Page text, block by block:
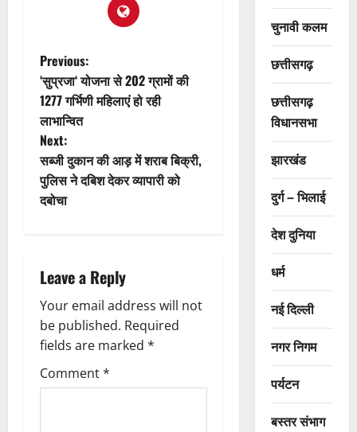
P
o
s
t
n
v
i
g
a
t
Previous:
‘सुप्रजा‘ योजना से 202 ग्रामों की
1277 गर्भिणी महिलाएं हो रही
लाभान्वित
Next:
सब्जी दुकान की आड़ में शराब बिक्री,
पुलिस ने दबिश देकर व्यापारी को
दबोचा
Leave a Reply
Your email address will not
be published. Required
fields are marked *
Comment*
चुनावी कलम
छत्तीसगढ़
छत्तीसगढ़
विधानसभा
झारखंड
दुर्ग – भिलाई
देश दुनिया
धर्म
नई दिल्ली
नगर निगम
पर्यटन
बस्तर संभाग